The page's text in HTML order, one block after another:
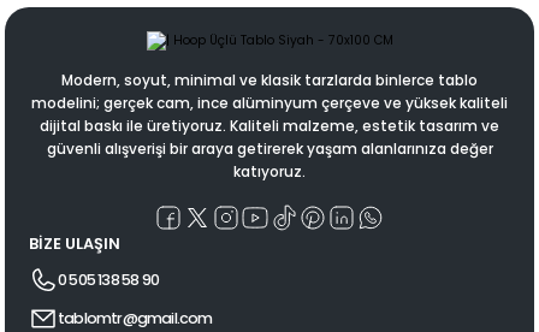
Modern, soyut, minimal ve klasik tarzlarda binlerce tablo
modelini; gerçek cam, ince alüminyum çerçeve ve yüksek kaliteli
dijital baskı ile üretiyoruz. Kaliteli malzeme, estetik tasarım ve
güvenli alışverişi bir araya getirerek yaşam alanlarınıza değer
katıyoruz.
BİZE ULAŞIN
0 505 138 58 90
tablomtr@gmail.com